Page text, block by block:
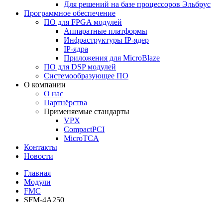
Для решений на базе процессоров Эльбрус
Программное обеспечение
ПО для FPGA модулей
Аппаратные платформы
Инфраструктуры IP-ядер
IP-ядра
Приложения для MicroBlaze
ПО для DSP модулей
Системообразующее ПО
О компании
О нас
Партнёрства
Применяемые стандарты
VPX
CompactPCI
MicroTCA
Контакты
Новости
Главная
Модули
FMC
SFM-4A250